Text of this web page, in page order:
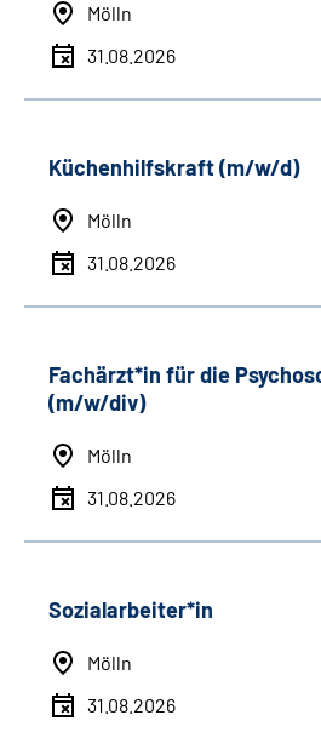
Mölln
31.08.2026
Küchenhilfskraft (m/w/d)
Mölln
31.08.2026
Fachärzt*in für die
(m/w/div)
Mölln
31.08.2026
Sozialarbeiter*in
Mölln
31.08.2026